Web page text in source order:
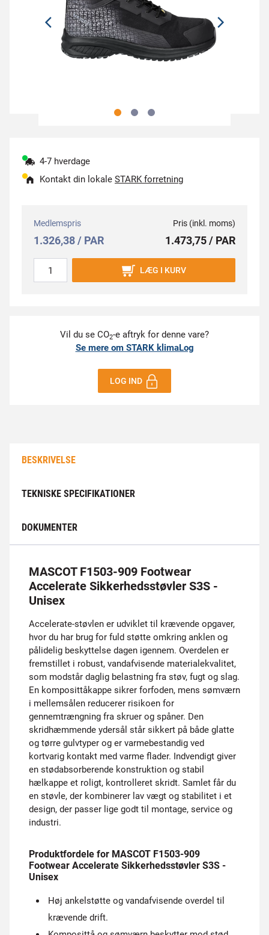
4-7 hverdage
Kontakt din lokale STARK forretning
Medlemspris
1.326,38 / PAR
Pris (inkl. moms)
1.473,75 / PAR
LÆG I KURV
Vil du se CO2-e aftryk for denne vare?
Se mere om STARK klimaLog
LOG IND
BESKRIVELSE
TEKNISKE SPECIFIKATIONER
DOKUMENTER
MASCOT F1503-909 Footwear
Accelerate Sikkerhedsstøvler S3S -
Unisex
Accelerate-støvlen er udviklet til krævende opgaver,
hvor du har brug for fuld støtte omkring anklen og
pålidelig beskyttelse dagen igennem. Overdelen er
fremstillet i robust, vandafvisende materialekvalitet,
som modstår daglig belastning fra støv, fugt og slag.
En komposittåkappe sikrer forfoden, mens sømværn
i mellemsålen reducerer risikoen for
gennemtrængning fra skruer og spåner. Den
skridhæmmende ydersål står sikkert på både glatte
og tørre gulvtyper og er varmebestandig ved
kortvarig kontakt med varme flader. Indvendigt giver
en stødabsorberende konstruktion og stabil
hælkappe et roligt, kontrolleret skridt. Samlet får du
en støvle, der kombinerer lav vægt og stabilitet i et
design, der passer lige godt til montage, service og
industri.
Produktfordele for MASCOT F1503-909
Footwear Accelerate Sikkerhedsstøvler S3S -
Unisex
Høj ankelstøtte og vandafvisende overdel til
krævende drift.